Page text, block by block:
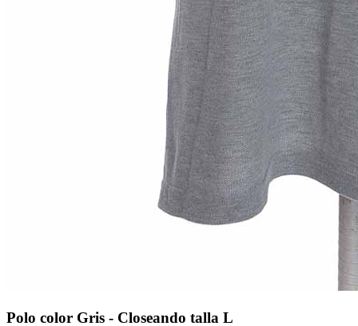
Polo color Gris - Closeando talla L